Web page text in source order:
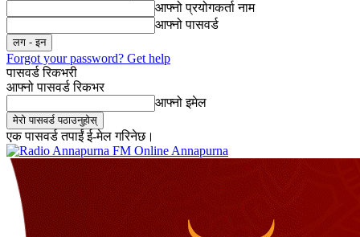
आफ्नो प्रयोगकर्ता नाम
आफ्नो पासवर्ड
Forgot your password? Get help
पासवर्ड रिकभरी
आफ्नो पासवर्ड रिकभर
आफ्नो इमेल
एक पासवर्ड तपाईं ई-मेल गरिनेछ।
Online Annapurna